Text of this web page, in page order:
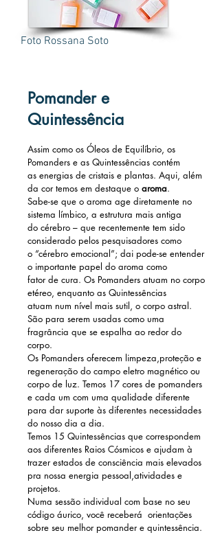
Foto Rossana Soto
Pomander e
Quintessência
Assim como os Óleos de Equilíbrio, os
Pomanders e as Quintessências contém
as energias de cristais e plantas. Aqui, além
da cor temos em destaque o aroma.
Sabe-se que o aroma age diretamente no
sistema límbico, a estrutura mais antiga
do cérebro – que recentemente tem sido
considerado pelos pesquisadores como
o “cérebro emocional”; dai pode-se entender
o importante papel do aroma como
fator de cura. Os Pomanders atuam no corpo
etéreo, enquanto as Quintessências
atuam num nível mais sutil, o corpo astral.
São para serem usadas como uma
fragrância que se espalha ao redor do
corpo.
Os Pomanders oferecem limpeza,proteção e
regeneração do campo eletro magnético ou
corpo de luz. Temos 17 cores de pomanders
e cada um com uma qualidade diferente
para dar suporte às diferentes necessidades
do nosso dia a dia.
Temos 15 Quintessências que correspondem
aos diferentes Raios Cósmicos e ajudam à
trazer estados de consciência mais elevados
pra nossa energia pessoal,atividades e
projetos.
Numa sessão individual com base no seu
código áurico, você receberá orientações
sobre seu melhor pomander e quintessência.​